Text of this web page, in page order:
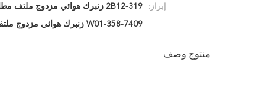
إبراز: 2B12-319 زنبرك هوائي مزدوج ملتف مطاطي
W01-358-7409 زنبرك هوائي مزدوج ملتف
منتوج وصف